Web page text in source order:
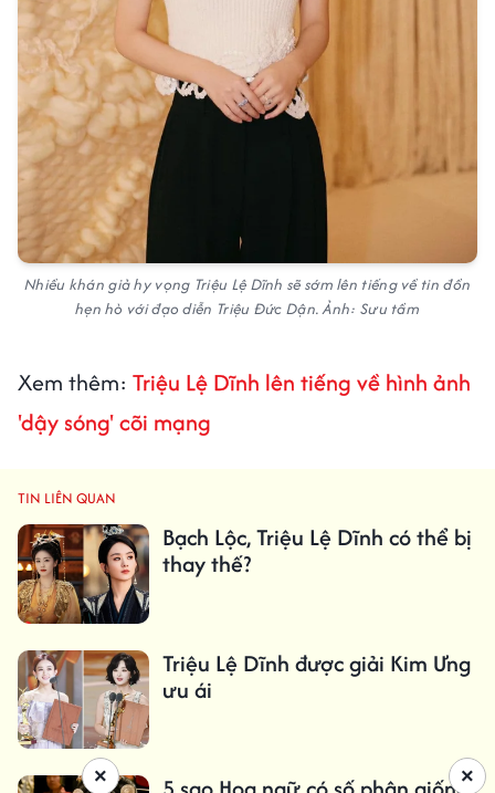
Nhiều khán giả hy vọng Triệu Lệ Dĩnh sẽ sớm lên tiếng về tin đồn
hẹn hò với đạo diễn Triệu Đức Dận. Ảnh: Sưu tầm
Xem thêm: Triệu Lệ Dĩnh lên tiếng về hình ảnh
'dậy sóng' cõi mạng
TIN LIÊN QUAN
Bạch Lộc, Triệu Lệ Dĩnh có thể bị
thay thế?
Triệu Lệ Dĩnh được giải Kim Ưng
ưu ái
×
×